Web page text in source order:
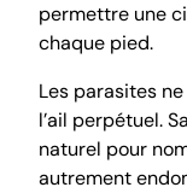
permettre une
chaque pied.
Les parasites
l’ail perpétuel.
naturel pour
autrement